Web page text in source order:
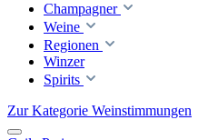
Champagner
Weine
Regionen
Winzer
Spirits
Zur Kategorie Weinstimmungen